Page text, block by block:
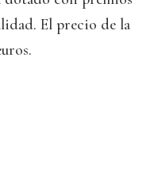
El precio de la